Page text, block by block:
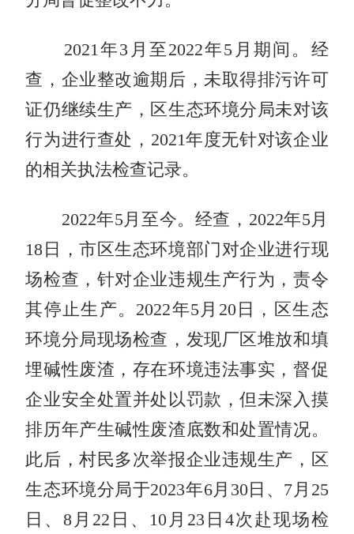
2021年3月至2022年5月期间。经
查，企业整改逾期后，未取得排污许可
证仍继续生产，区生态环境分局未对该
行为进行查处，2021年度无针对该企业
的相关执法检查记录。
2022年5月至今。经查，2022年5月
18日，市区生态环境部门对企业进行现
场检查，针对企业违规生产行为，责令
其停止生产。2022年5月20日，区生态
环境分局现场检查，发现厂区堆放和填
埋碱性废渣，存在环境违法事实，督促
企业安全处置并处以罚款，但未深入摸
排历年产生碱性废渣底数和处置情况。
此后，村民多次举报企业违规生产，区
生态环境分局于2023年6月30日、7月25
日、8月22日、10月23日4次赴现场检